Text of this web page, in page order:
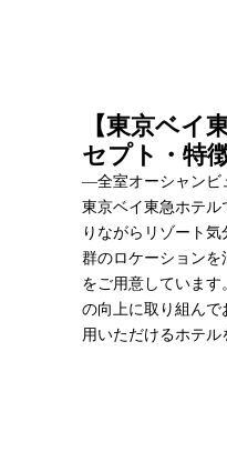
【東京ベイ
セプト・特徴
―全室オーシャンビ
東京ベイ東急ホテ
りながらリゾート
群のロケーション
をご用意していま
の向上に取り組ん
用いただけるホテル